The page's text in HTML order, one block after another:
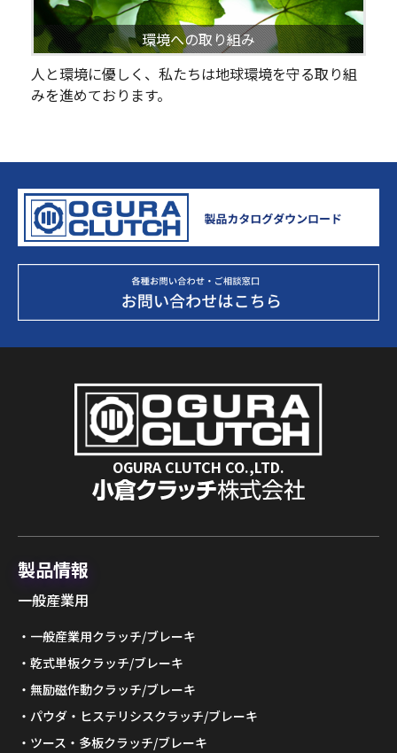
環境への取り組み
人と環境に優しく、私たちは地球環境を守る取り組
みを進めております。
OGURA CLUTCH CO.,LTD.
製品情報
一般産業用
一般産業用クラッチ/ブレーキ
乾式単板クラッチ/ブレーキ
無励磁作動クラッチ/ブレーキ
パウダ・ヒステリシスクラッチ/ブレーキ
ツース・多板クラッチ/ブレーキ